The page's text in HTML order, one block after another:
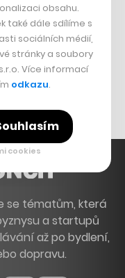
se tématům, která
a startupů
až po bydlení,
dopravu.
obsahu.
také dále sdílíme s
sociálních médií,
stránky a soubory
Více informací
odkazu.
cookies